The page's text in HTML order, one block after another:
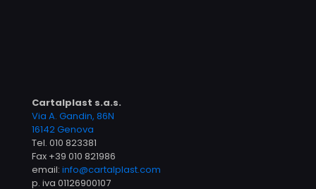
Cartalplast s.a.s.
Via A. Gandin, 86N
16142 Genova
Tel. 010 823381
Fax +39 010 821986
email: info@cartalplast.com
p. iva 01126900107